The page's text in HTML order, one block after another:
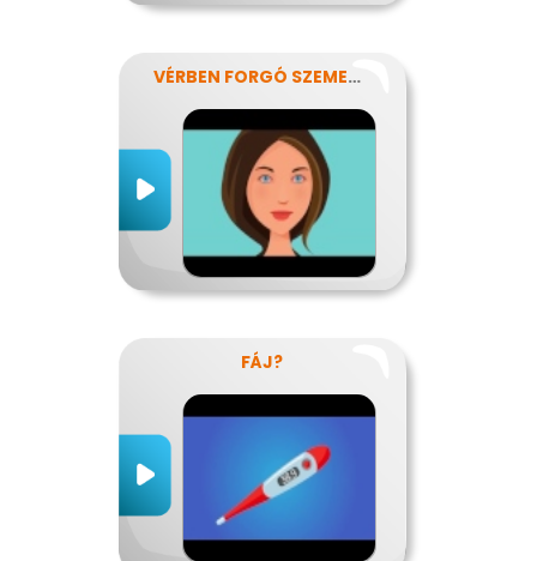
VÉRBEN FORGÓ SZEMEKKEL
FÁJ?